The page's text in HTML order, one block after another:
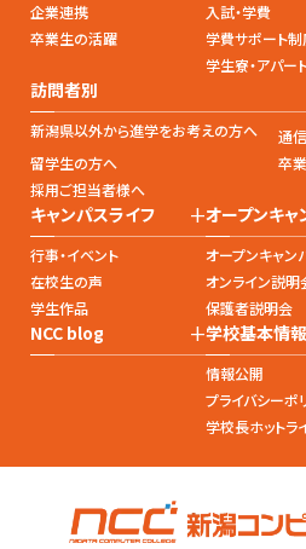
企業連携
卒業生の活躍
入試・学費
学費サポート
学生寮・アパー
訪問者別
新潟県以外から進学をお考えの方へ
通
留学生の方へ
卒
採用ご担当者様へ
キャンパスライフ +
行事・イベント
在校生の声
学生作品
オープンキャ
オープンキャン
オンライン説明
保護者説明会
NCC blog +学校基本情報
情報公開
プライバシーポ
学校長ホットラ